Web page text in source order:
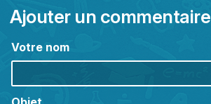
Ajouter un commentaire
Votre nom